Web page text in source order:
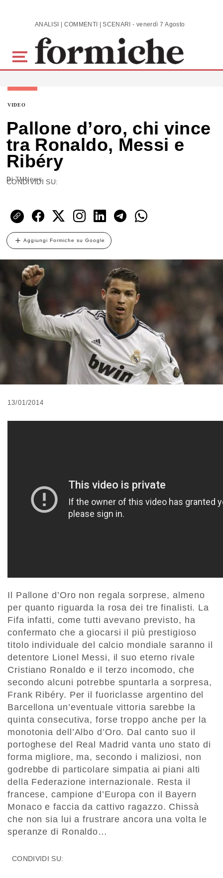
Skip to main content ANALISI | COMMENTI | SCENARI - venerdì 7 Agosto 2026
VIDEO
Pallone d’oro, chi vince
tra Ronaldo, Messi e
Ribéry
DiTMNews
CONDIVIDI SU:
Aggiungi Formiche su Google
13/01/2014
Il Pallone d’Oro non regala sorprese, almeno
per quanto riguarda la rosa dei tre finalisti. La
Fifa infatti, come tutti avevano previsto, ha
confermato che a giocarsi il più prestigioso
titolo individuale del calcio mondiale saranno il
detentore Lionel Messi, il suo eterno rivale
Cristiano Ronaldo e il terzo incomodo, che
secondo alcuni potrebbe spuntarla a sorpresa,
Frank Ribéry. Per il fuoriclasse argentino del
Barcellona un’eventuale vittoria sarebbe la
quinta consecutiva, forse troppo anche per la
monotonia dell’Albo d’Oro. Dal canto suo il
portoghese del Real Madrid vanta uno stato di
forma migliore, ma, secondo i maliziosi, non
godrebbe di particolare simpatia ai piani alti
della Federazione internazionale. Resta il
francese, campione d’Europa con il Bayern
Monaco e faccia da cattivo ragazzo. Chissà
che non sia lui a frustrare ancora una volta le
speranze di Ronaldo…
CONDIVIDI SU: